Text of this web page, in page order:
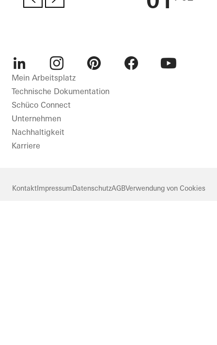
LinkedIn Instagram
Mein Arbeitsplatz
Technische Dokumentation
Schüco Connect
Unternehmen
Nachhaltigkeit
Karriere
KontaktImpressumDatenschutzAGBVerwendung von Cookies